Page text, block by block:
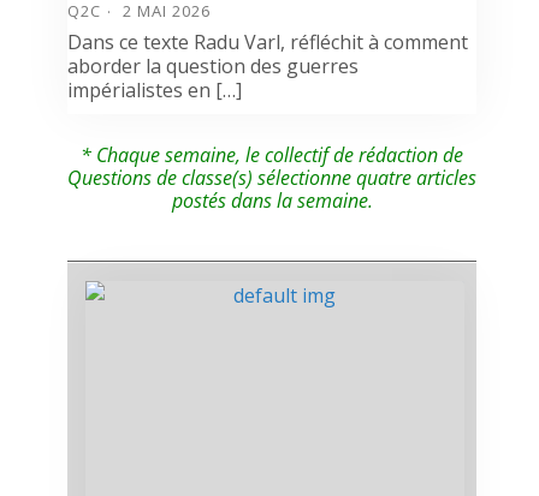
Q2C 2 MAI 2026
Dans ce texte Radu Varl, réfléchit à comment
aborder la question des guerres
impérialistes en […]
* Chaque semaine, le collectif de rédaction de
Questions de classe(s) sélectionne quatre articles
postés dans la semaine.